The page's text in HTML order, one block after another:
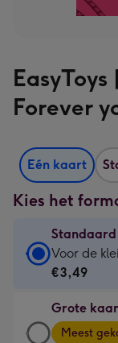
Forever
Eén kaart
Kies het
Standaard
kaart
€3,49
-
Voor de
€3,49
Grote
Grote
Meest